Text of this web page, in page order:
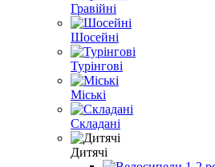
Гравійні
Шосейні
Турінгові
Міські
Складані
Дитячі